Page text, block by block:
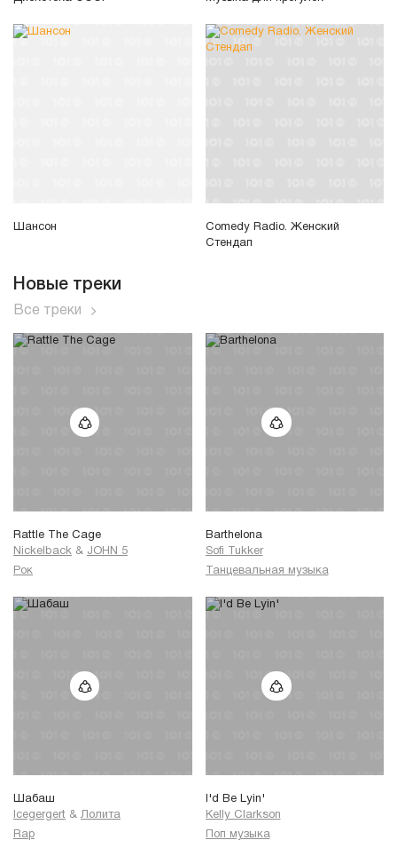
Шансон
Comedy Radio. Женский
Стендап
Новые треки
Все треки
Rattle The Cage
Nickelback & JOHN 5
Рок
Barthelona
Sofi Tukker
Танцевальная музыка
Шабаш
Icegergert & Лолита
Rap
I'd Be Lyin'
Kelly Clarkson
Поп музыка